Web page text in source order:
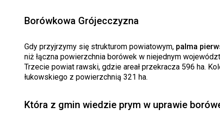
Borówkowa Grójecczyzna
Gdy przyjrzymy się strukturom powiatowym, palma
niż łączna powierzchnia borówek w niejednym
Trzecie powiat rawski, gdzie areał przekracza 596 ha.
łukowskiego z powierzchnią 321 ha.
Która z gmin wiedzie prym w uprawie